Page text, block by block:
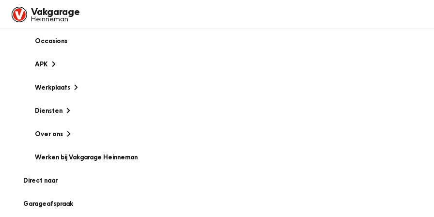
Vakgarage
Heinneman
Occasions
APK
Werkplaats
Diensten
Over ons
Werken bij Vakgarage Heinneman
Direct naar
Garageafspraak